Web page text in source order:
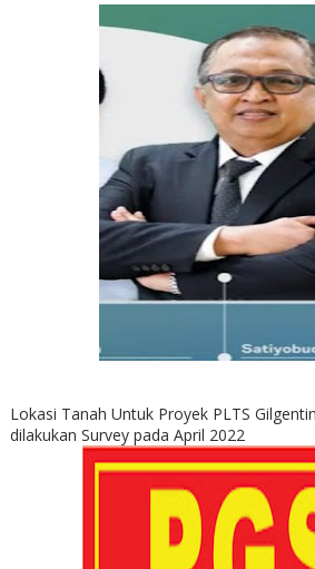
Lokasi Tanah Untuk Proyek PLTS
dilakukan Survey pada April 2022